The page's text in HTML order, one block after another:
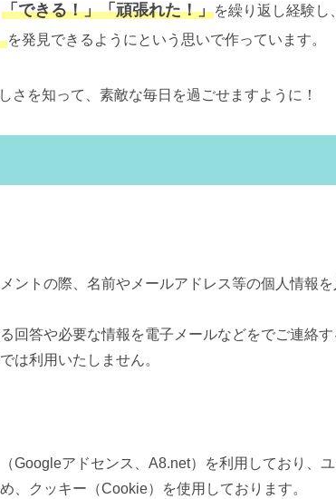
「できる！」「頑張れた！」を繰り返し経験し
を発見できるようにという思いで作っています。
さを知って、素敵な毎日を過ごせますように！
ントの際、名前やメールアドレス等の個人情報
回答や必要な情報を電子メールなどをでご連絡
は利用いたしません。
Googleアドセンス、A8.net）を利用しており、
、クッキー（Cookie）を使用しております。